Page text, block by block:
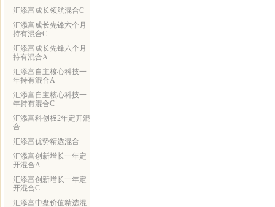
汇添富成长领航混合C
汇添富成长先锋六个月
持有混合C
汇添富成长先锋六个月
持有混合A
汇添富自主核心科技一
年持有混合A
汇添富自主核心科技一
年持有混合C
汇添富科创板2年定开混
合
汇添富优势精选混合
汇添富创新增长一年定
开混合A
汇添富创新增长一年定
开混合C
汇添富中盘价值精选混